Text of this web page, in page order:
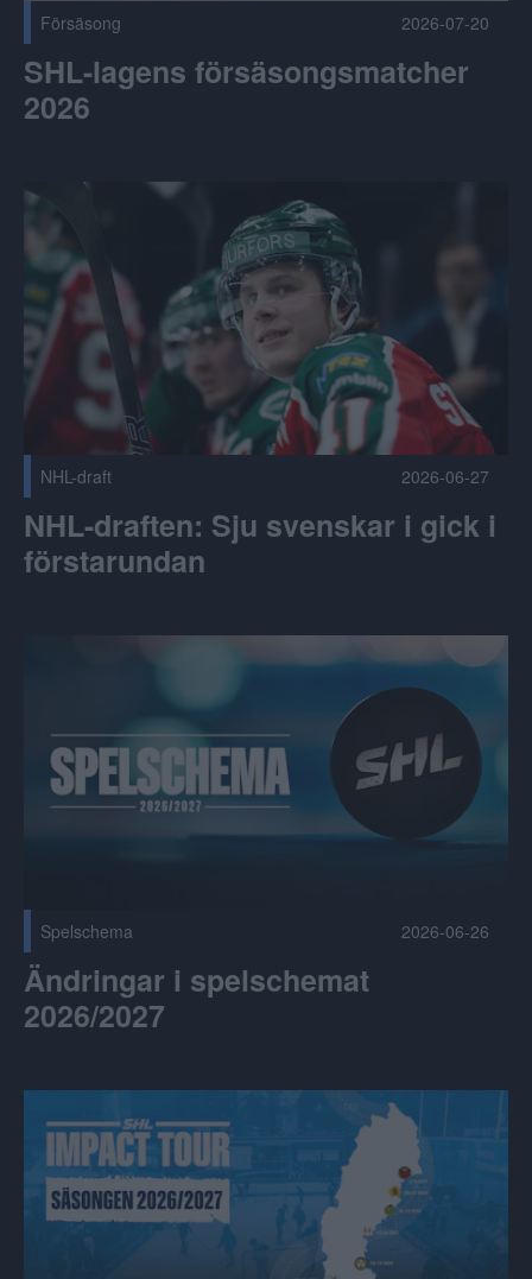
Försäsong 2026-07-20
SHL-lagens försäsongsmatcher
2026
NHL-draften: Sju svenskar i gick i förstarundan Publicerad
NHL-draft 2026-06-27
NHL-draften: Sju svenskar i gick i
förstarundan
Spelschema 2026-06-26
Ändringar i spelschemat
2026/2027
SHL Impact Tour 2026/27 Publicerad 2026-06-25